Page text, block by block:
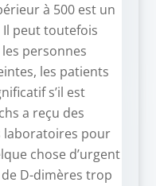
à 500 est un
peut toutefois
personnes
les patients
s’il est
a reçu des
laboratoires pour
chose d’urgent
D-dimères trop